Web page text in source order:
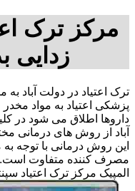
مرکز ترک
زدایی
ترک اعتیاد در دولت آباد به
پزشکی اعتیاد به مواد مخدر
داروها اطلاق می شود در
آباد از روش های درمانی
این روش درمانی با توجه به
مصرف کننده متفاوت
المپیک مرکز ترک اعتیاد سپنتا 09128033153 خانم